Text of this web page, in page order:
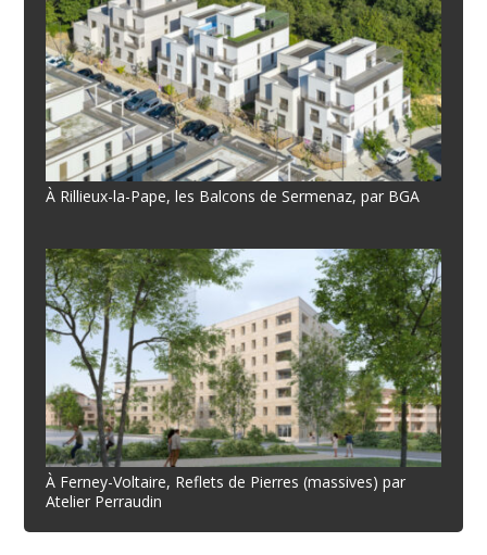
À Rillieux-la-Pape, les Balcons de Sermenaz, par BGA
À Ferney-Voltaire, Reflets de Pierres (massives) par
Atelier Perraudin